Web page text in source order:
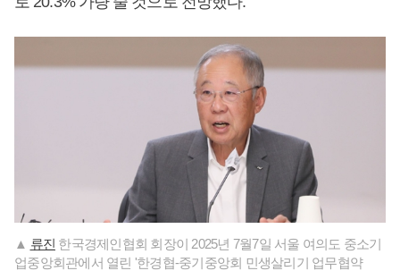
▲ 류진 한국경제인협회 회장이 2025년 7월7일 서울 여의도 중소기
업중앙회관에서 열린 '한경협-중기중앙회 민생살리기 업무협약